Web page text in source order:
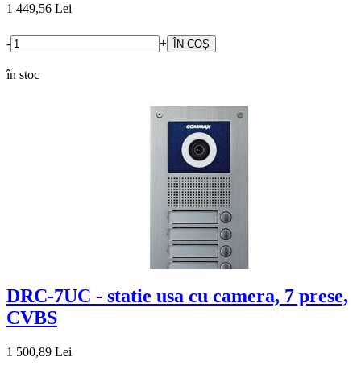
1 449,56 Lei
- +
în stoc
DRC-7UC - statie usa cu camera, 7 prese,
CVBS
1 500,89 Lei